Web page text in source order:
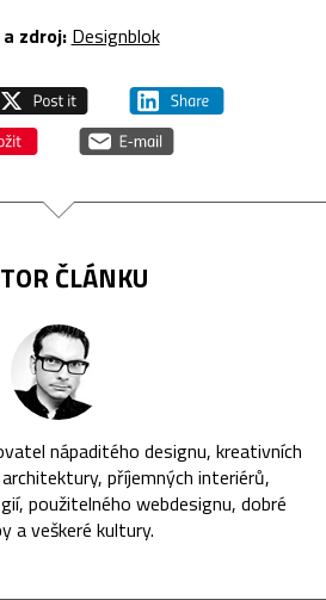
zdroj: Designblok
ČLÁNKU
nápaditého designu, kreativních
příjemných interiérů,
použitelného webdesignu, dobré
a veškeré kultury.